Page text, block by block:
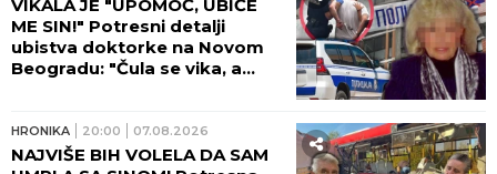
tada teško povređen: "Čuo
sam viku, dečko je ležao U
LOKVI KRVI!"
HRONIKA 06:35
UDESA! Hitna pomoć imala
pune ruke posla tokom noći u
Beogradu!